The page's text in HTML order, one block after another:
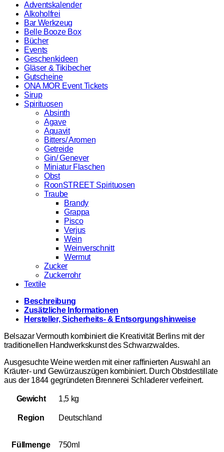
Adventskalender
Alkoholfrei
Bar Werkzeug
Belle Booze Box
Bücher
Events
Geschenkideen
Gläser & Tikibecher
Gutscheine
ONA MOR Event Tickets
Sirup
Spirituosen
Absinth
Agave
Aquavit
Bitters/ Aromen
Getreide
Gin/ Genever
Miniatur Flaschen
Obst
RoonSTREET Spirituosen
Traube
Brandy
Grappa
Pisco
Verjus
Wein
Weinverschnitt
Wermut
Zucker
Zuckerrohr
Textile
Beschreibung
Zusätzliche Informationen
Hersteller, Sicherheits- & Entsorgungshinweise
Belsazar Vermouth kombiniert die Kreativität Berlins mit der
traditionellen Handwerkskunst des Schwarzwaldes.
Ausgesuchte Weine werden mit einer raffinierten Auswahl an
Kräuter- und Gewürzauszügen kombiniert. Durch Obstdestillate
aus der 1844 gegründeten Brennerei Schladerer verfeinert.
Gewicht 1,5 kg
Region Deutschland
Füllmenge 750ml